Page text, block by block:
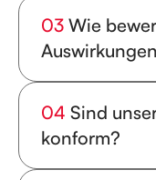
Coupa
Arbeitsabläufe zu
03 Wie
modellieren und
für schnellere
04 Sind
konform?